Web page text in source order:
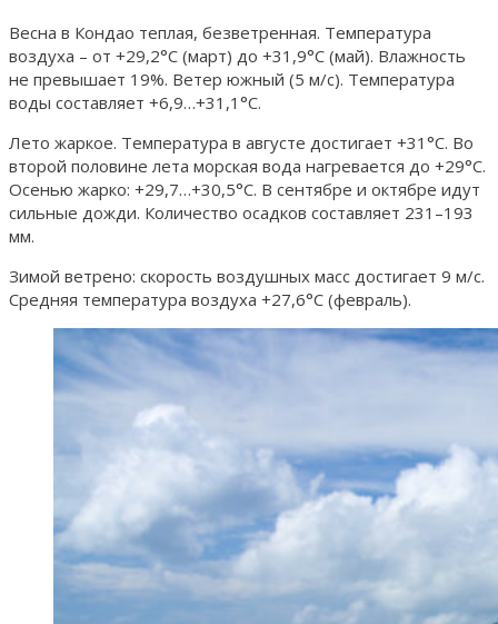
Весна в Кондао теплая, безветренная. Температура
воздуха – от +29,2°С (март) до +31,9°С (май). Влажность
не превышает 19%. Ветер южный (5 м/с). Температура
воды составляет +6,9…+31,1°С.
Лето жаркое. Температура в августе достигает +31°С. Во
второй половине лета морская вода нагревается до +29°С.
Осенью жарко: +29,7…+30,5°С. В сентябре и октябре идут
сильные дожди. Количество осадков составляет 231–193
мм.
Зимой ветрено: скорость воздушных масс достигает 9 м/с.
Средняя температура воздуха +27,6°С (февраль).